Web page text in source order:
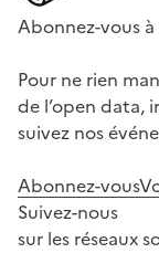
Abonnez-vous
Pour ne rien
de l’open data,
suivez nos
Abonnez-vous
Suivez-nous
sur les réseaux